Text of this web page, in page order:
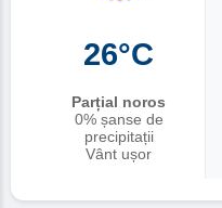
26°C
Parțial noros
0% șanse de
precipitații
Vânt ușor